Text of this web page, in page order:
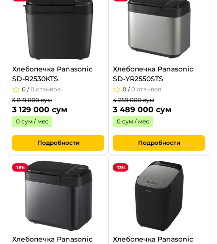
Хлебопечка Panasonic
SD-R2530KTS
0 /0 отзывов
3 819 000 сум
3 129 000 сум
0 сум / мес
Подробности
Хлебопечка Panasonic
SD-YR2550STS
0 /0 отзывов
4 259 000 сум
3 489 000 сум
0 сум / мес
Подробности
-18%
Хлебопечка Panasonic
-13%
Хлебопечка Panasonic